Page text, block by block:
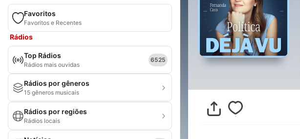
Favoritos
Favoritos e Recentes
Rádios
Top Rádios
Rádios mais ouvidas
6525
Rádios por gêneros
15 gêneros musicais
Rádios por regiões
Rádios locais